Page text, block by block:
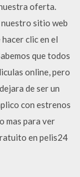
oferta.
sitio web
clic en el
que todos
online, pero
de ser un
con estrenos
mas para ver
en pelis24